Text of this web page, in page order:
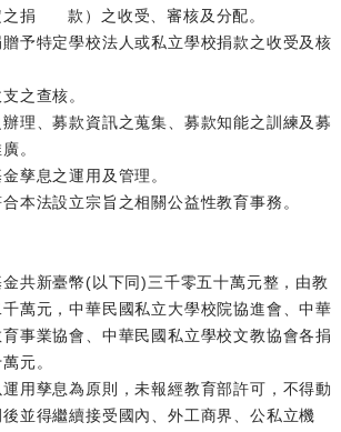
之捐 款）之收受、審核及分配。
贈予特定學校法人或私立學校捐款之收受及核
之查核。
理、募款資訊之蒐集、募款知能之訓練及募
。
孳息之運用及管理。
本法設立宗旨之相關公益性教育事務。
共新臺幣(以下同)三千零五十萬元整，由教
萬元，中華民國私立大學校院協進會、中華
育事業協會、中華民國私立學校文教協會各捐
元。
用孳息為原則，未報經教育部許可，不得動
後並得繼續接受國內、外工商界、公私立機